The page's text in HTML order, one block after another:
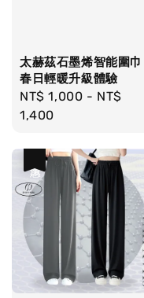
太赫茲石墨烯智能圍巾 |
春日輕暖升級體驗
Regular
price
NT$ 1,000 - NT$
1,400